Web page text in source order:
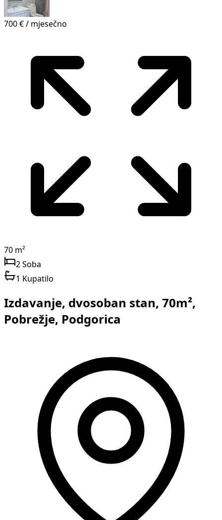
700 € / mjesečno
70 m²
2 Soba
1 Kupatilo
Izdavanje, dvosoban stan, 70m²,
Pobrežje, Podgorica